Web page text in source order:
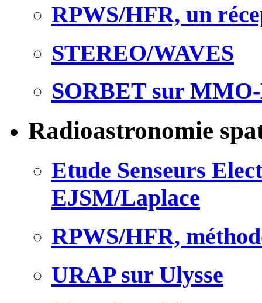
RPWS/HFR, un
STEREO/WAVES
SORBET sur
Radioastronomie
Etude Senseurs
EJSM/Laplace
RPWS/HFR,
URAP sur Ulysse